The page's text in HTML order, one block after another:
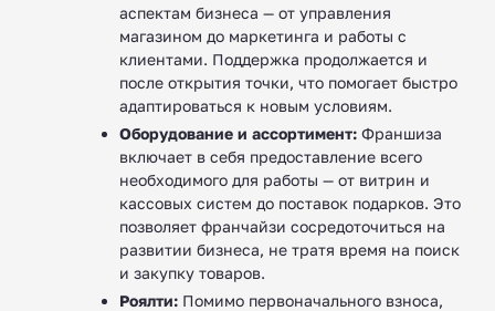
аспектам бизнеса — от управления
магазином до маркетинга и работы с
клиентами. Поддержка продолжается и
после открытия точки, что помогает быстро
адаптироваться к новым условиям.
Оборудование и ассортимент: Франшиза
включает в себя предоставление всего
необходимого для работы — от витрин и
кассовых систем до поставок подарков. Это
позволяет франчайзи сосредоточиться на
развитии бизнеса, не тратя время на поиск
и закупку товаров.
Роялти: Помимо первоначального взноса,